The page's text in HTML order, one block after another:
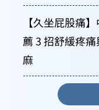
【久坐屁股痛
薦 3 招舒緩疼
麻